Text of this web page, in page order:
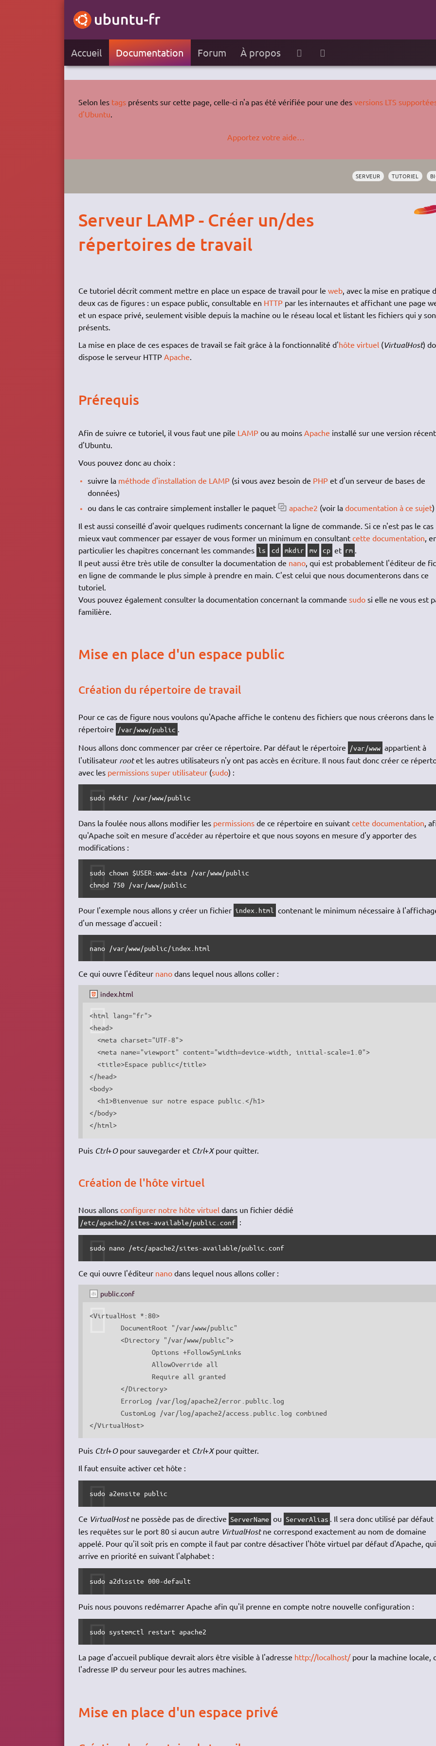
Accueil Documentation Forum À propos
Selon les tagsprésents sur cette page, celle-ci n'a pas été vérifiée pour une des versions LTS
d'Ubuntu
Apportez votre aide…
SERVEUR TUTORIEL
Serveur LAMP - Créer un/des
répertoires de travail
Ce tutoriel décrit comment mettre en place un espace de travail pour le web, avec la mise en pratique
deux cas de figures : un espace public, consultable en HTTPpar les internautes et affichant une page
et un espace privé, seulement visible depuis la machine ou le réseau local et listant les fichiers qui y
présents.
La mise en place de ces espaces de travail se fait grâce à la fonctionnalité d'hôte virtuel(VirtualHost)
dispose le serveur HTTP Apache.
Prérequis
Afin de suivre ce tutoriel, il vous faut une pile LAMPou au moins Apache installé sur une version
d'Ubuntu.
Vous pouvez donc au choix :
suivre la méthode d'installation de LAMP (si vous avez besoin de PHP et d'un serveur de bases de
données)
ou dans le cas contraire simplement installer le paquet
apache2 (voir la documentation à ce sujet)
Il est aussi conseillé d'avoir quelques rudiments concernant la ligne de commande. Si ce n'est pas le cas
mieux vaut commencer par essayer de vous former un minimum en consultant cette documentation ,
particulier les chapitres concernant les commandes ls cd mkdir mv cp et rm
Il peut aussi être très utile de consulter la documentation de nano, qui est probablement l'éditeur de
en ligne de commande le plus simple à prendre en main. C'est celui que nous documenterons dans ce
tutoriel.
Vous pouvez également consulter la documentation concernant la commande sudosi elle ne vous est
familière.
Mise en place d'un espace public
Création du répertoire de travail
Pour ce cas de figure nous voulons qu'Apache affiche le contenu des fichiers que nous créerons dans le
répertoire /var/www/public .
Nous allons donc commencer par créer ce répertoire. Par défaut le répertoire /var/www appartient à
l'utilisateur rootet les autres utilisateurs n'y ont pas accès en écriture. Il nous faut donc créer ce
avec les permissions super utilisateur(sudo) :
sudo mkdir /var/www/public
Dans la foulée nous allons modifier les permissionsde ce répertoire en suivant cette documentation ,
qu'Apache soit en mesure d'accéder au répertoire et que nous soyons en mesure d'y apporter des
modifications :
sudo chown $USER:www-data /var/www/public
chmod 750 /var/www/public
Pour l'exemple nous allons y créer un fichier index.html
contenant le minimum nécessaire à
d'un message d'accueil :
nano /var/www/public/index.html
Ce qui ouvre l'éditeur nanodans lequel nous allons coller :
index.html
<html lang="fr">
<head>
  <meta charset="UTF-8">
  <meta name="viewport" content="width=device-width, initial-scale=1.0">
  <title>Espace public</title>
</head>
<body>
  <h1>Bienvenue sur notre espace public.</h1>
</body>
</html>
Puis Ctrl+Opour sauvegarder et Ctrl+Xpour quitter.
Création de l'hôte virtuel
Nous allons configurer notre hôte virtueldans un fichier dédié
/etc/apache2/sites-available/public.conf :
sudo nano /etc/apache2/sites-available/public.conf
Ce qui ouvre l'éditeur nanodans lequel nous allons coller :
public.conf
<VirtualHost *:80>
	<Directory "/var/www/public">
		Options +FollowSymLinks
		AllowOverride all
	</Directory>
	CustomLog /var/log/apache2/access.public.log combined
</VirtualHost>
Puis Ctrl+Opour sauvegarder et Ctrl+Xpour quitter.
Il faut ensuite activer cet hôte :
sudo a2ensite public
Ce VirtualHostne possède pas de directive ServerName ou ServerAlias . Il sera donc utilisé par défaut
les requêtes sur le port 80 si aucun autre VirtualHostne correspond exactement au nom de domaine
appelé. Pour qu'il soit pris en compte il faut par contre désactiver l'hôte virtuel par défaut d'Apache, qui
arrive en priorité en suivant l'alphabet :
sudo a2dissite 000-default
Puis nous pouvons redémarrer Apache afin qu'il prenne en compte notre nouvelle configuration :
sudo systemctl restart apache2
La page d'accueil publique devrait alors être visible à l'adresse http://localhost/pour la machine locale,
l'adresse IP du serveur pour les autres machines.
Mise en place d'un espace privé